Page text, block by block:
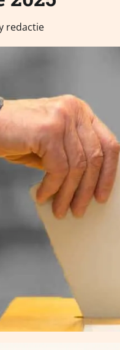
redactie